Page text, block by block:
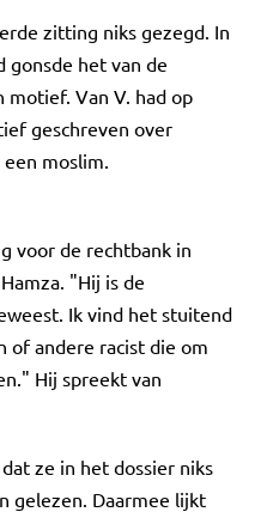
zitting niks gezegd. In
gonsde het van de
motief. Van V. had op
geschreven over
moslim.
voor de rechtbank in
"Hij is de
Ik vind het stuitend
of andere racist die om
Hij spreekt van
ze in het dossier niks
gelezen. Daarmee lijkt